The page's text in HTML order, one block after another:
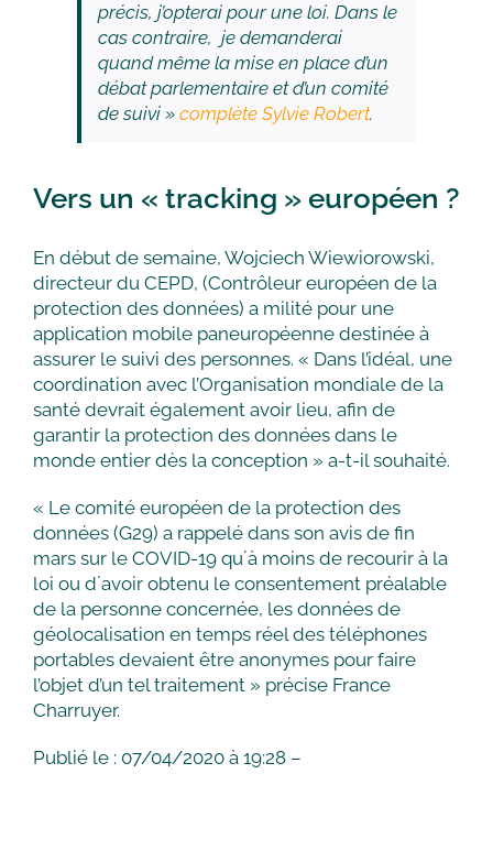
précis, j’opterai pour une loi. Dans le
cas contraire, je demanderai
quand même la mise en place d’un
débat parlementaire et d’un comité
de suivi » complète Sylvie Robert.
Vers un « tracking » européen ?
En début de semaine, Wojciech Wiewiorowski,
directeur du CEPD, (Contrôleur européen de la
protection des données) a milité pour une
application mobile paneuropéenne destinée à
assurer le suivi des personnes. « Dans l’idéal, une
coordination avec l’Organisation mondiale de la
santé devrait également avoir lieu, afin de
garantir la protection des données dans le
monde entier dès la conception » a-t-il souhaité.
« Le comité européen de la protection des
données (G29) a rappelé dans son avis de fin
mars sur le COVID-19 quʼà moins de recourir à la
loi ou dʼavoir obtenu le consentement préalable
de la personne concernée, les données de
géolocalisation en temps réel des téléphones
portables devaient être anonymes pour faire
l’objet d’un tel traitement » précise France
Charruyer.
Publié le : 07/04/2020 à 19:28 –